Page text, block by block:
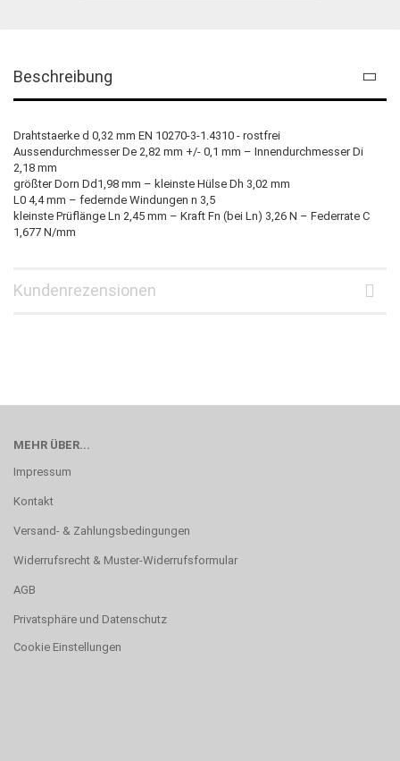
Beschreibung
Drahtstaerke d 0,32 mm EN 10270-3-1.4310 - rostfrei
Aussendurchmesser De 2,82 mm +/- 0,1 mm – Innendurchmesser Di
2,18 mm
größter Dorn Dd1,98 mm – kleinste Hülse Dh 3,02 mm
L0 4,4 mm – federnde Windungen n 3,5
kleinste Prüflänge Ln 2,45 mm – Kraft Fn (bei Ln) 3,26 N – Federrate C
1,677 N/mm
Kundenrezensionen
MEHR ÜBER...
Impressum
Kontakt
Versand- & Zahlungsbedingungen
Widerrufsrecht & Muster-Widerrufsformular
AGB
Privatsphäre und Datenschutz
Cookie Einstellungen